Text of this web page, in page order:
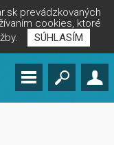
prevádzkovaných
cookies, ktoré
SÚHLASÍM